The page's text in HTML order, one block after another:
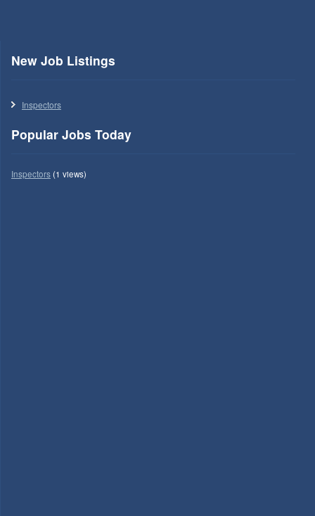
New Job Listings
Inspectors
Popular Jobs Today
Inspectors(1 views)